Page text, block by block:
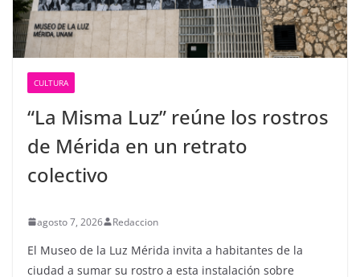
CULTURA
“La Misma Luz” reúne los rostros
de Mérida en un retrato
colectivo
agosto 7, 2026 Redaccion
El Museo de la Luz Mérida invita a habitantes de la
ciudad a sumar su rostro a esta instalación sobre